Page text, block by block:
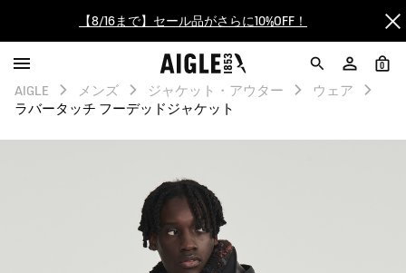
【最大50%OFF】FINAL SALEがスタート！
ログイン/会員登録で送料＆返品無料
AIGLE CLUB ポイントサービス終了のお知らせ
【最大50%OFF】FINAL SALEがスタート！
ログイン/会員登録で送料＆返品無料
0
AIGLE メンズ ジャケット・アウター
ウェア
ラバータッチ フーデッドジャケット